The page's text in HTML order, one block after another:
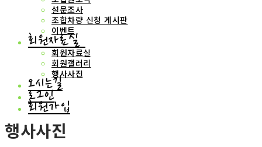
설문조사
조합차량 신청 게시판
이벤트
회원자료실
회원자료실
회원갤러리
행사사진
오시는길
로그인
회원가입
행사사진